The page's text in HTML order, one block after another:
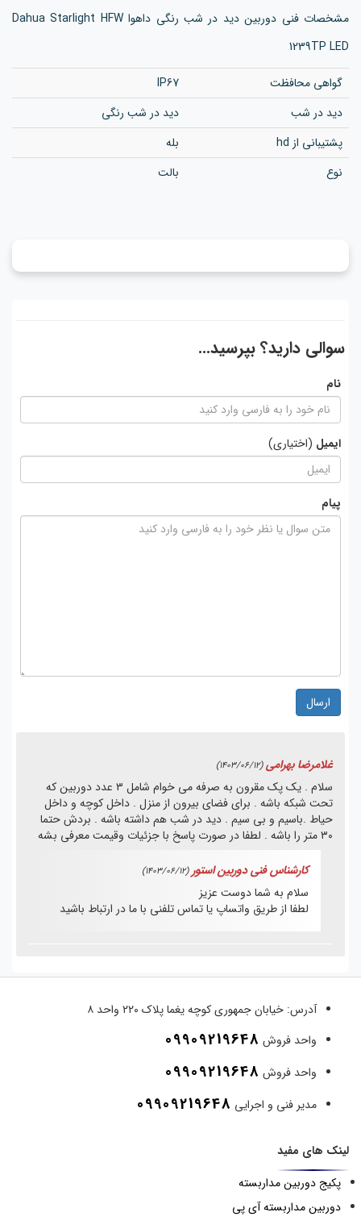
مشخصات فنی دوربین دید در شب رنگی داهوا Dahua Starlight HFW
1239TP LED
گواهی محافظت
IP67
دید در شب
دید در شب رنگی
پشتیبانی از hd
بله
نوع
بالت
سوالی دارید؟ بپرسید...
نام
ایمیل (اختیاری)
پیام
ارسال
غلامرضا بهرامی (1403/06/12)
سلام . یک پک مقرون به صرفه می خوام شامل ۳ عدد دوربین که
تحت شبکه باشه . برای فضای بیرون از منزل . داخل کوچه و داخل
حیاط .باسیم و بی سیم . دید در شب هم داشته باشه . بردش حتما
۳۰ متر را باشه . لطفا در صورت پاسخ با جزئیات وقیمت معرفی بشه
کارشناس فنی دوربین استور (1403/06/12)
سلام به شما دوست عزیز
لطفا از طریق واتساپ یا تماس تلفنی با ما در ارتباط باشید
آدرس: خیابان جمهوری کوچه یغما پلاک ۲۲۰ واحد ۸
واحد فروش 09909219648
واحد فروش 09909219648
مدیر فنی و اجرایی 09909219648
لینک های مفید
پکیج دوربین مداربسته
دوربین مداربسته آی پی